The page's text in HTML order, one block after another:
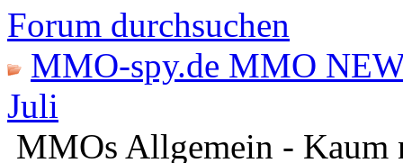
Forum durchsuchen
MMO-spy.de MMO
Juli
MMOs Allgemein - Kaum